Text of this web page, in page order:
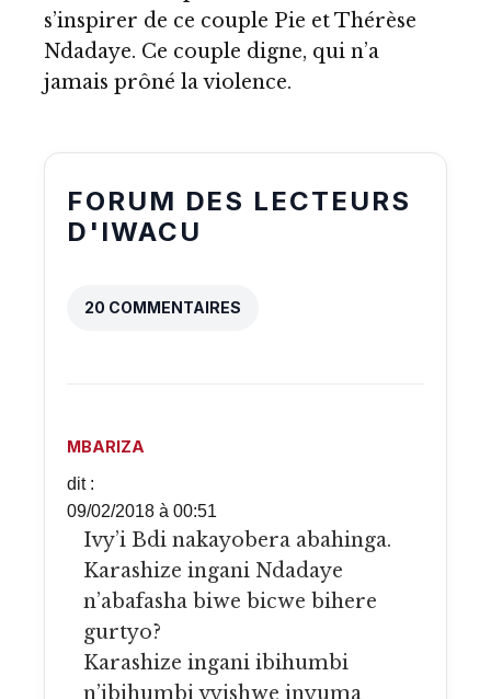
s’inspirer de ce couple Pie et Thérèse
Ndadaye. Ce couple digne, qui n’a
jamais prôné la violence.
FORUM DES LECTEURS
D'IWACU
20 COMMENTAIRES
MBARIZA
dit :
09/02/2018 à 00:51
Ivy’i Bdi nakayobera abahinga.
Karashize ingani Ndadaye
n’abafasha biwe bicwe bihere
gurtyo?
Karashize ingani ibihumbi
n’ibihumbi vyishwe inyuma